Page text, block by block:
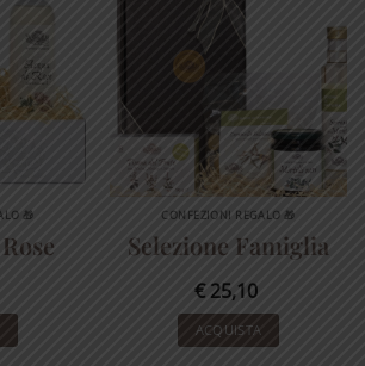
🎁 CONFEZIONI REGALO 🎁
Selezione Famiglia
€25,10
ACQUISTA